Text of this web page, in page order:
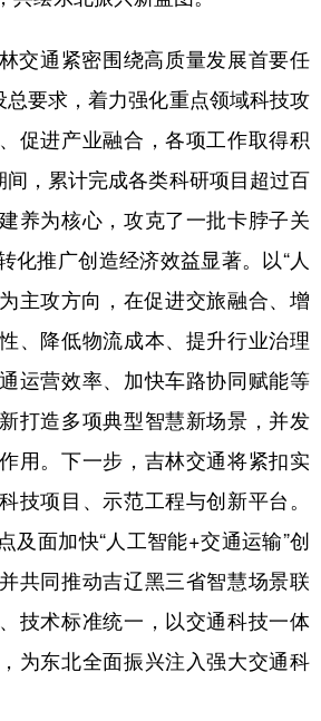
通紧密围绕高质量发展首要任
总要求，着力强化重点领域科技攻
促进产业融合，各项工作取得积
间，累计完成各类科研项目超过百
养为核心，攻克了一批卡脖子关
化推广创造经济效益显著。以“人
主攻方向，在促进交旅融合、增
、降低物流成本、提升行业治理
运营效率、加快车路协同赋能等
打造多项典型智慧新场景，并发
用。下一步，吉林交通将紧扣实
技项目、示范工程与创新平台。
及面加快“人工智能+交通运输”创
共同推动吉辽黑三省智慧场景联
技术标准统一，以交通科技一体
为东北全面振兴注入强大交通科